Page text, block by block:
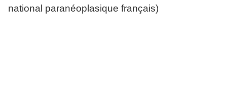
national paranéoplasique français)